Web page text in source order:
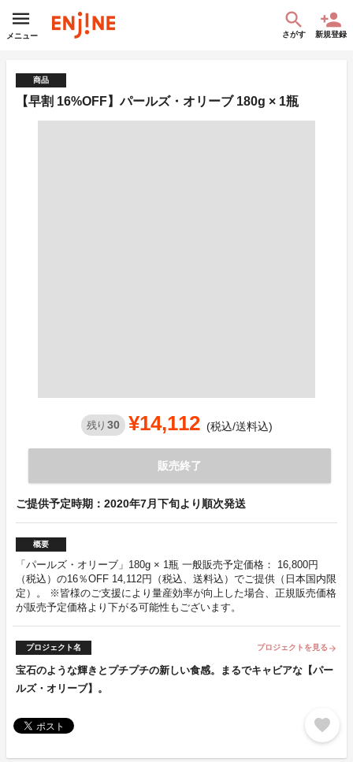
メニュー さがす 新規登録
商品
【早割 16%OFF】パールズ・オリーブ 180g × 1瓶
残り 30 ¥14,112 (税込/送料込)
販売終了
ご提供予定時期：2020年7月下旬より順次発送
概要
「パールズ・オリーブ」180g × 1瓶 一般販売予定価格： 16,800円
（税込）の16％OFF 14,112円（税込、送料込）でご提供（日本国内限
定）。 ※皆様のご支援により量産効率が向上した場合、正規販売価格
が販売予定価格より下がる可能性もございます。
プロジェクト名 プロジェクトを見る arrow_forward
宝石のような輝きとプチプチの新しい食感。まるでキャビアな【パー
ルズ・オリーブ】。
favorite